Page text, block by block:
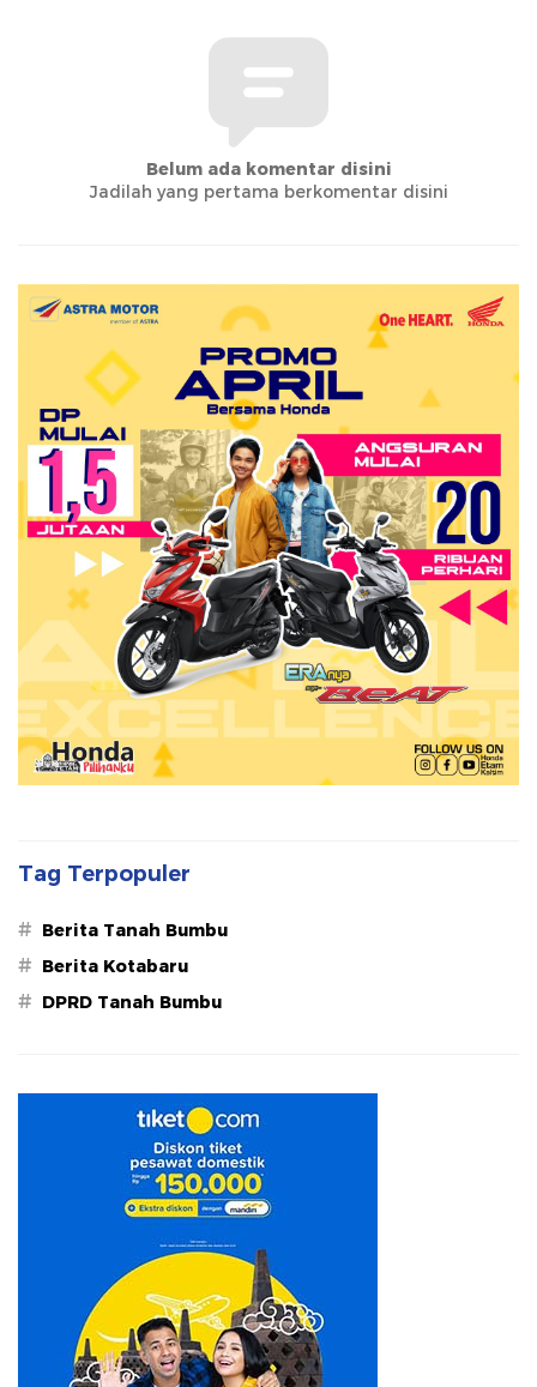
Belum ada komentar disini
Jadilah yang pertama berkomentar disini
Tag Terpopuler
# Berita Tanah Bumbu
# Berita Kotabaru
# DPRD Tanah Bumbu